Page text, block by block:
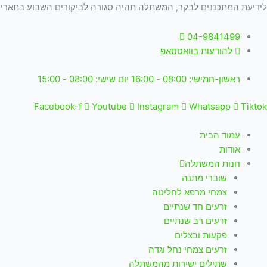
דילוג
לידיעת המתכננים לבקר, המשתלה תהיה סגורה לביקורים השבוע בתאריכים: 18-19.6.26 (ימים חמישי+שישי
04-9841499
להודעות בוואטסאפ
ראשון-חמישי: 08:00 - 16:00 יום שישי: 08:00 - 15:00
Facebook-f Youtube Instagram Whatsapp Tiktok
עמוד הבית
אודות
חנות המשתלה
שוברי מתנה
צמחי מרפא לחליטה
זרעים חד שנתיים
זרעים רב שנתיים
פקעות ובצלים
זרעים צמחי נחל וגדה
שתילים ישירות מהמשתלה